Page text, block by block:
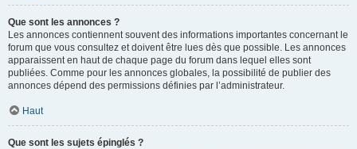
Que sont les annonces ?
Les annonces contiennent souvent des informations importantes concernant le
forum que vous consultez et doivent être lues dès que possible. Les annonces
apparaissent en haut de chaque page du forum dans lequel elles sont
publiées. Comme pour les annonces globales, la possibilité de publier des
annonces dépend des permissions définies par l’administrateur.
Haut
Que sont les sujets épinglés ?